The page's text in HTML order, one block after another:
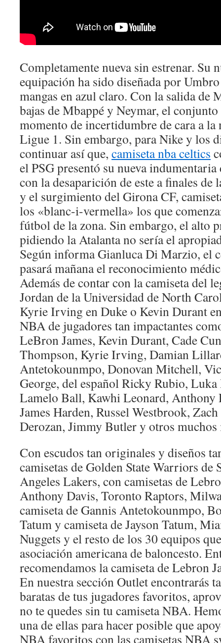
Completamente nueva sin estrenar. Su
equipación ha sido diseñada por
mangas en azul claro. Con la salida de
bajas de Mbappé y Neymar, el
momento de incertidumbre de cara a la
Ligue 1. Sin embargo, para Nike y los
continuar así que, camiseta nba celtics
el PSG presentó su nueva
con la desaparición de este a finales de
y el surgimiento del Girona CF,
los «blanc-i-vermella» los que
fútbol de la zona. Sin embargo, el alto
pidiendo la Atalanta no sería el
Según informa Gianluca Di Marzio, el
pasará mañana el reconocimiento
Además de contar con la camiseta del
Jordan de la Universidad de North
Kyrie Irving en Duke o Kevin Durant
NBA de jugadores tan impactantes
LeBron James, Kevin Durant, Cade
Thompson, Kyrie Irving, Damian
Antetokounmpo, Donovan Mitchell,
George, del español Ricky Rubio,
Lamelo Ball, Kawhi Leonard, Anthony
James Harden, Russel Westbrook,
Derozan, Jimmy Butler y otros muchos
Con escudos tan originales y diseños
camisetas de Golden State Warriors de
Angeles Lakers, con camisetas de
Anthony Davis, Toronto Raptors,
camiseta de Gannis Antetokounmpo,
Tatum y camiseta de Jayson Tatum,
Nuggets y el resto de los 30 equipos
asociación americana de baloncesto.
recomendamos la camiseta de Lebron
En nuestra sección Outlet encontrarás
baratas de tus jugadores favoritos,
no te quedes sin tu camiseta NBA.
una de ellas para hacer posible que
NBA favoritos con las camisetas NBA